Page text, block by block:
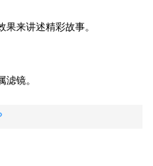
来讲述精彩故事。
镜。